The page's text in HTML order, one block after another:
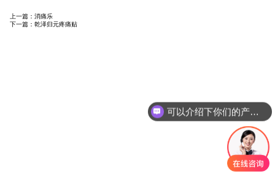
上一篇：消痛乐
下一篇：乾泽归元疼痛贴
可以介绍下你们的产品么